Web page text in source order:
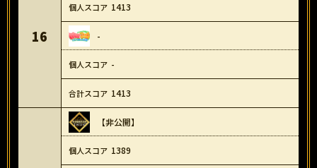
16
1413
-
-
1413
【非公開】
1389